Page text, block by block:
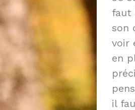
faut
son
voir
en
il